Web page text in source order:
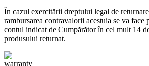
În cazul exercitării dreptului legal de
rambursarea contravalorii acestuia se va face
contul indicat de Cumpărător în cel mult 14
produsului returnat.